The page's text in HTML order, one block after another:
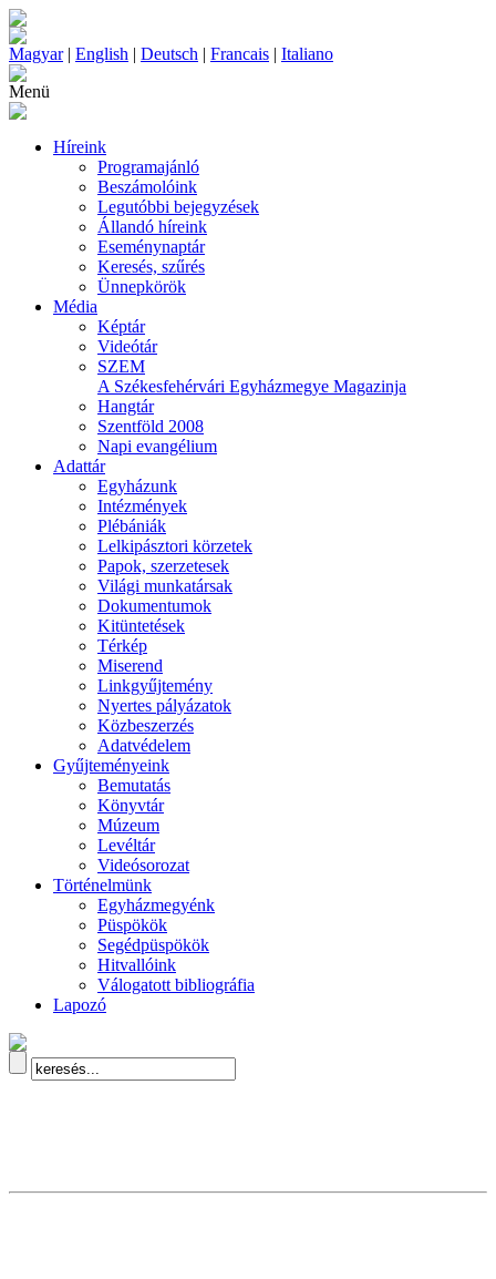
Magyar| English | Deutsch | Francais | Italiano
Menü
Híreink
Programajánló
Beszámolóink
Legutóbbi bejegyzések
Állandó híreink
Eseménynaptár
Keresés, szűrés
Ünnepkörök
Média
Képtár
Videótár
SZEM
A Székesfehérvári Egyházmegye Magazinja
Hangtár
Szentföld 2008
Napi evangélium
Adattár
Egyházunk
Intézmények
Plébániák
Lelkipásztori körzetek
Papok, szerzetesek
Világi munkatársak
Dokumentumok
Kitüntetések
Térkép
Miserend
Linkgyűjtemény
Nyertes pályázatok
Közbeszerzés
Adatvédelem
Gyűjteményeink
Bemutatás
Könyvtár
Múzeum
Levéltár
Videósorozat
Történelmünk
Egyházmegyénk
Püspökök
Segédpüspökök
Hitvallóink
Válogatott bibliográfia
Lapozó